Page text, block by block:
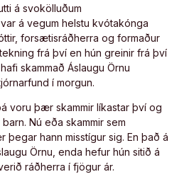
á svokölluðum
á vegum helstu kvótakónga
forsætisráðherra og formaður
frá því en hún greinir frá því
skammað Áslaugu Örnu
í morgun.
voru þær skammir líkastar því og
Nú eða skammir sem
hann misstígur sig. En það á
Örnu, enda hefur hún sitið á
ráðherra í fjögur ár.